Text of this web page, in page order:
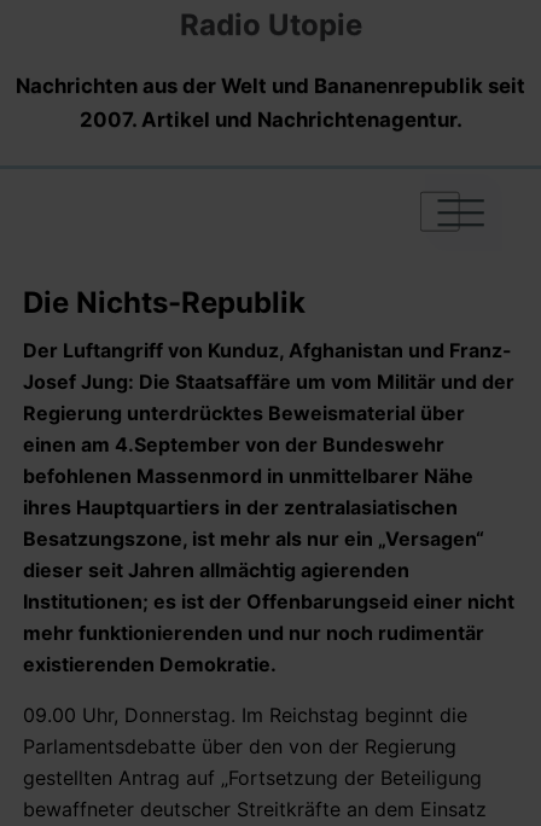
Radio Utopie
Nachrichten aus der Welt und Bananenrepublik seit
2007. Artikel und Nachrichtenagentur.
|
|
|
Die Nichts-Republik
Der Luftangriff von Kunduz, Afghanistan und Franz-
Josef Jung: Die Staatsaffäre um vom Militär und der
Regierung unterdrücktes Beweismaterial über
einen am 4.September von der Bundeswehr
befohlenen Massenmord in unmittelbarer Nähe
ihres Hauptquartiers in der zentralasiatischen
Besatzungszone, ist mehr als nur ein „Versagen“
dieser seit Jahren allmächtig agierenden
Institutionen; es ist der Offenbarungseid einer nicht
mehr funktionierenden und nur noch rudimentär
existierenden Demokratie.
09.00 Uhr, Donnerstag. Im Reichstag beginnt die
Parlamentsdebatte über den von der Regierung
gestellten Antrag auf „Fortsetzung der Beteiligung
bewaffneter deutscher Streitkräfte an dem Einsatz